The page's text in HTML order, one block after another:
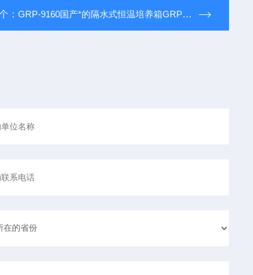
： GRP-9160国产*的隔水式恒温培养箱GRP-9080*